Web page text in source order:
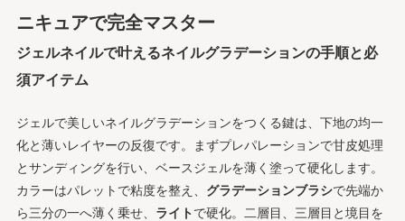
ニキュアで完全マスター
ジェルネイルで叶えるネイルグラデーションの手順と必
須アイテム
ジェルで美しいネイルグラデーションをつくる鍵は、下地の均一
化と薄いレイヤーの反復です。まずプレパレーションで甘皮処理
とサンディングを行い、ベースジェルを薄く塗って硬化します。
カラーはパレットで粘度を整え、 グラデーションブラシで先端か
ら三分の一へ薄く乗せ、 ライト で硬化。二層目、三層目と境目を